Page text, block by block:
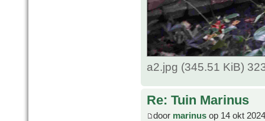
a2.jpg (345.51 KiB)
Re: Tuin Marinus
door marinus op 14 okt